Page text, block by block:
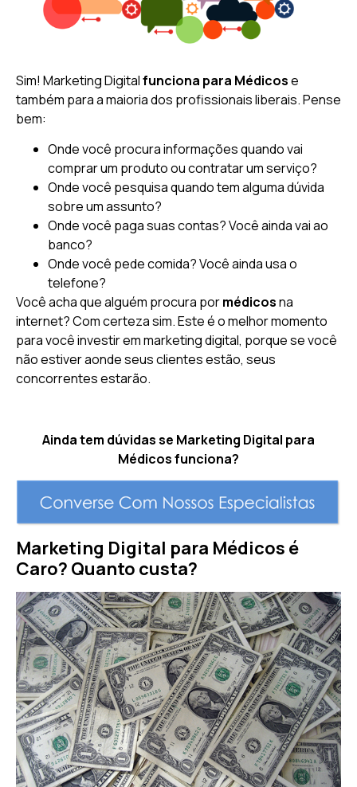
Sim! Marketing Digitalfunciona para Médicose
também para a maioria dos profissionais liberais. Pense
bem:
Onde você procura informações quando vai
comprar um produto ou contratar um serviço?
Onde você pesquisa quando tem alguma dúvida
sobre um assunto?
Onde você paga suas contas? Você ainda vai ao
banco?
Onde você pede comida? Você ainda usa o
telefone?
Você acha que alguém procura pormédicosna
internet? Com certeza sim. Este é o melhor momento
para você investir em marketing digital, porque se você
não estiver aonde seus clientes estão, seus
concorrentes estarão.
Ainda tem dúvidas se Marketing Digital para
Médicos funciona?
Marketing Digital para Médicos é
Caro? Quanto custa?